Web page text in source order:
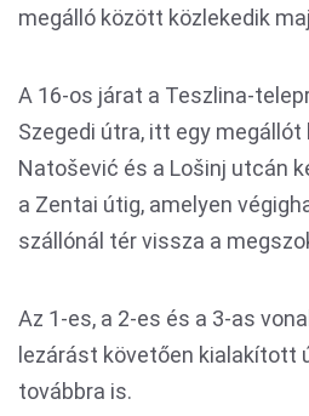
megálló között közlekedik
A 16-os járat a Teszlina-
Szegedi útra, itt egy
Natošević és a Lošinj utcán
a Zentai útig, amelyen
szállónál tér vissza a
Az 1-es, a 2-es és a 3-as
lezárást követően kialakított
továbbra is.